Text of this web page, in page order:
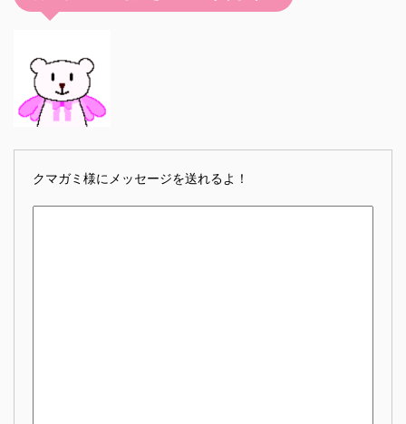
クマガミ様にメッセージを送れるよ！